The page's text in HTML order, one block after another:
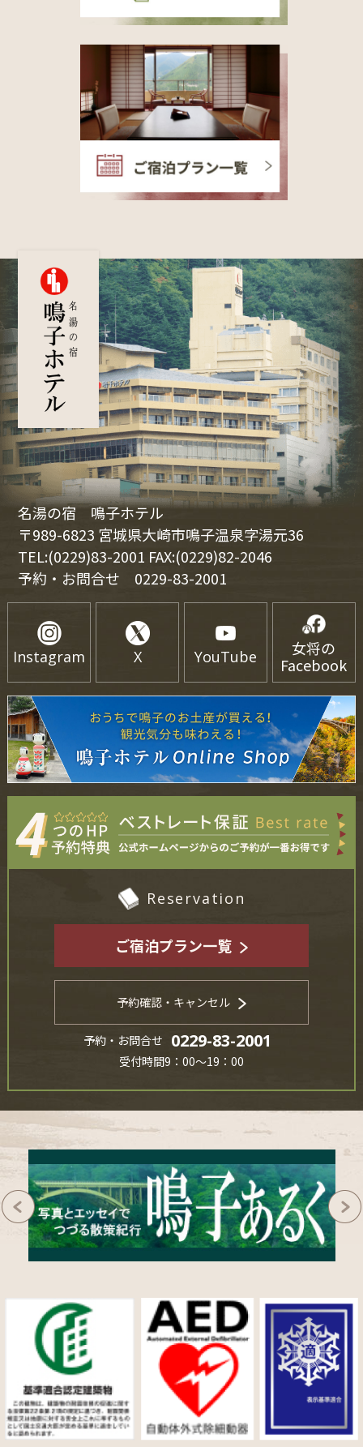
名湯の宿 鳴子ホテル
〒989-6823 宮城県大崎市鳴子温泉字湯元36
TEL:(0229)83-2001 FAX:(0229)82-2046
予約・お問合せ 0229-83-2001
Instagram X YouTube
女将の
Facebook
Reservation
ご宿泊プラン一覧
予約確認・キャンセル
予約・お問合せ 0229-83-2001
受付時間9：00～19：00